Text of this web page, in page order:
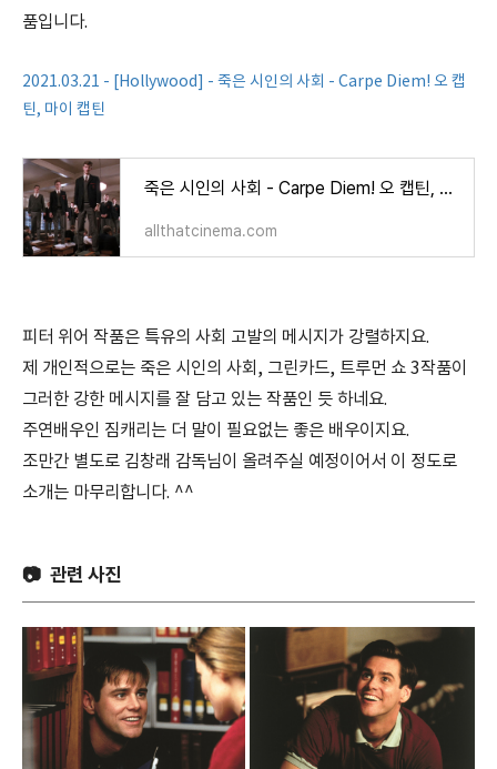
품입니다.
2021.03.21 - [Hollywood] - 죽은 시인의 사회 - Carpe Diem! 오 캡
틴, 마이 캡틴
죽은 시인의 사회 - Carpe Diem! 오 캡틴, 마이 캡틴
allthatcinema.com
피터 위어 작품은 특유의 사회 고발의 메시지가 강렬하지요.
제 개인적으로는 죽은 시인의 사회, 그린카드, 트루먼 쇼 3작품이
그러한 강한 메시지를 잘 담고 있는 작품인 듯 하네요.
주연배우인 짐캐리는 더 말이 필요없는 좋은 배우이지요.
조만간 별도로 김창래 감독님이 올려주실 예정이어서 이 정도로
소개는 마무리합니다. ^^
📷 관련 사진